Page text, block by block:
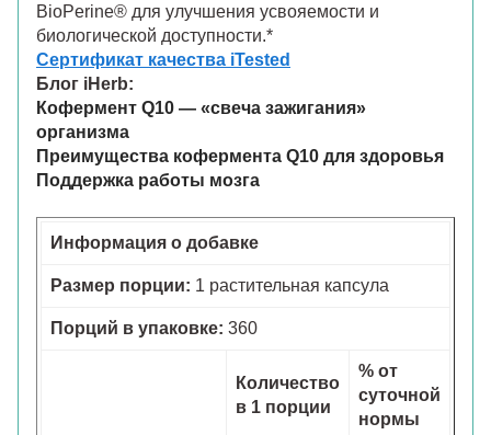
BioPerine® для улучшения усвояемости и
биологической доступности.*
Сертификат качества iTested
Блог iHerb:
Кофермент Q10 — «свеча зажигания»
организма
Преимущества кофермента Q10 для здоровья
Поддержка работы мозга
Информация о добавке
Размер порции: 1 растительная капсула
Порций в упаковке: 360
Количество
в 1 порции
% от
суточной
нормы